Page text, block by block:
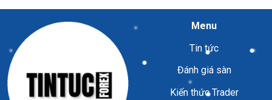
Menu
Tin tức
Đánh giá sàn
Kiến thức Trader